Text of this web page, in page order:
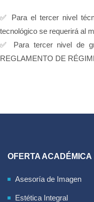
✅ Para el tercer nivel
tecnológico se requerirá al
✅ Para tercer nivel de
REGLAMENTO DE
OFERTA ACADÉMICA
Asesoría de Imagen
Estética Integral